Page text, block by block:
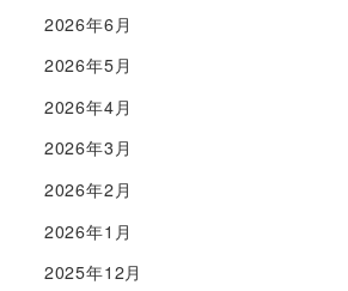
2026年6月
2026年5月
2026年4月
2026年3月
2026年2月
2026年1月
2025年12月